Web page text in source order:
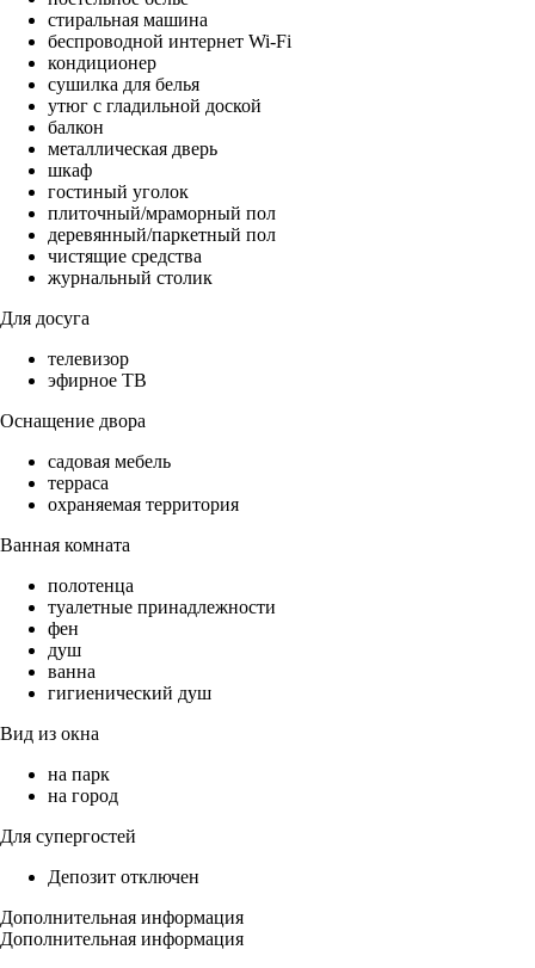
стиральная машина
беспроводной интернет Wi-Fi
кондиционер
сушилка для белья
утюг с гладильной доской
балкон
металлическая дверь
шкаф
гостиный уголок
плиточный/мраморный пол
деревянный/паркетный пол
чистящие средства
журнальный столик
Для досуга
телевизор
эфирное ТВ
Оснащение двора
садовая мебель
терраса
охраняемая территория
Ванная комната
полотенца
туалетные принадлежности
фен
душ
ванна
гигиенический душ
Вид из окна
на парк
на город
Для супергостей
Депозит отключен
Дополнительная информация
Дополнительная информация